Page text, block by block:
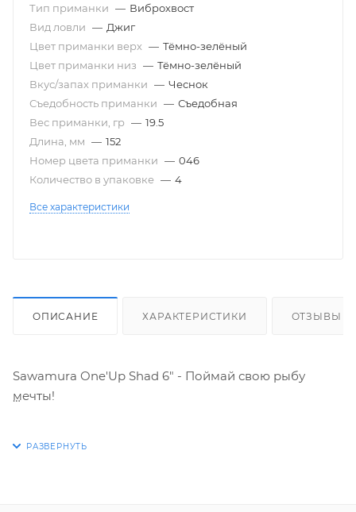
Тип приманки — Виброхвост
Вид ловли — Джиг
Цвет приманки верх — Тёмно-зелёный
Цвет приманки низ — Тёмно-зелёный
Вкус/запах приманки — Чеснок
Съедобность приманки — Съедобная
Вес приманки, гр — 19.5
Длина, мм — 152
Номер цвета приманки — 046
Количество в упаковке — 4
Все характеристики
ОПИСАНИЕ ХАРАКТЕРИСТИКИ ОТЗЫВЫ
Sawamura One'Up Shad 6" - Поймай свою рыбу
мечты!